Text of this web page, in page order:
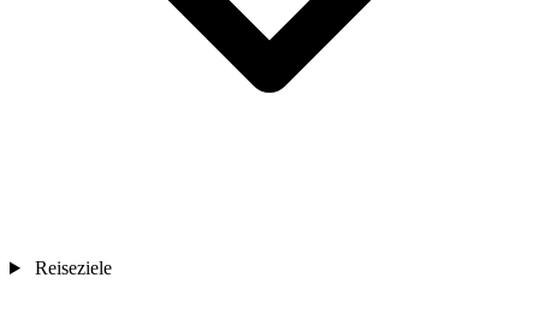
Reiseziele